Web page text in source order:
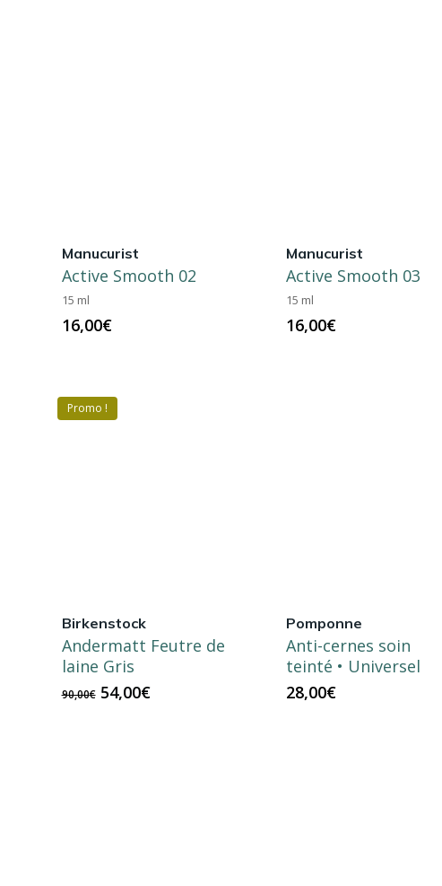
Manucurist
Active Smooth 02
15 ml
16,00€
Manucurist
Active Smooth 03
15 ml
16,00€
Promo !
Birkenstock
Andermatt Feutre de
laine Gris
90,00€ Le
54,00€Le
Pomponne
Anti-cernes soin
teinté • Universel
28,00€